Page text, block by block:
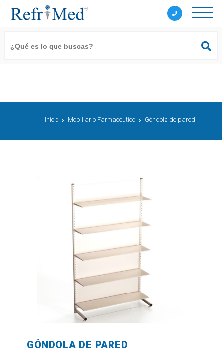
Inicio Mobiliario Farmacéutico Góndola de pared
GÓNDOLA DE PARED